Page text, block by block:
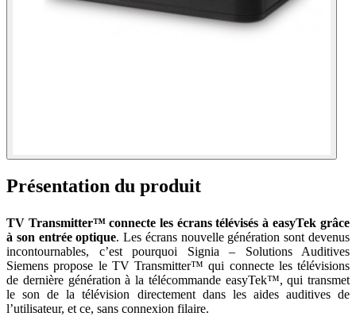
Présentation du produit
TV Transmitter™ connecte les écrans télévisés à easyTek grâce
à son entrée optique. Les écrans nouvelle génération sont devenus
incontournables, c’est pourquoi Signia – Solutions Auditives
Siemens propose le TV Transmitter™ qui connecte les télévisions
de dernière génération à la télécommande easyTek™, qui transmet
le son de la télévision directement dans les aides auditives de
l’utilisateur, et ce, sans connexion filaire.